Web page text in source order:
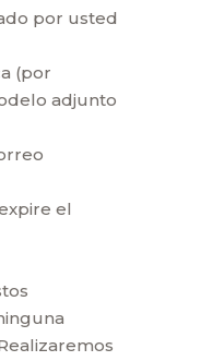
por usted
(por
adjunto
el